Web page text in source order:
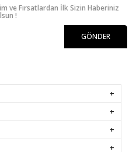
ve Fırsatlardan İlk Sizin Haberiniz
!
GÖNDER